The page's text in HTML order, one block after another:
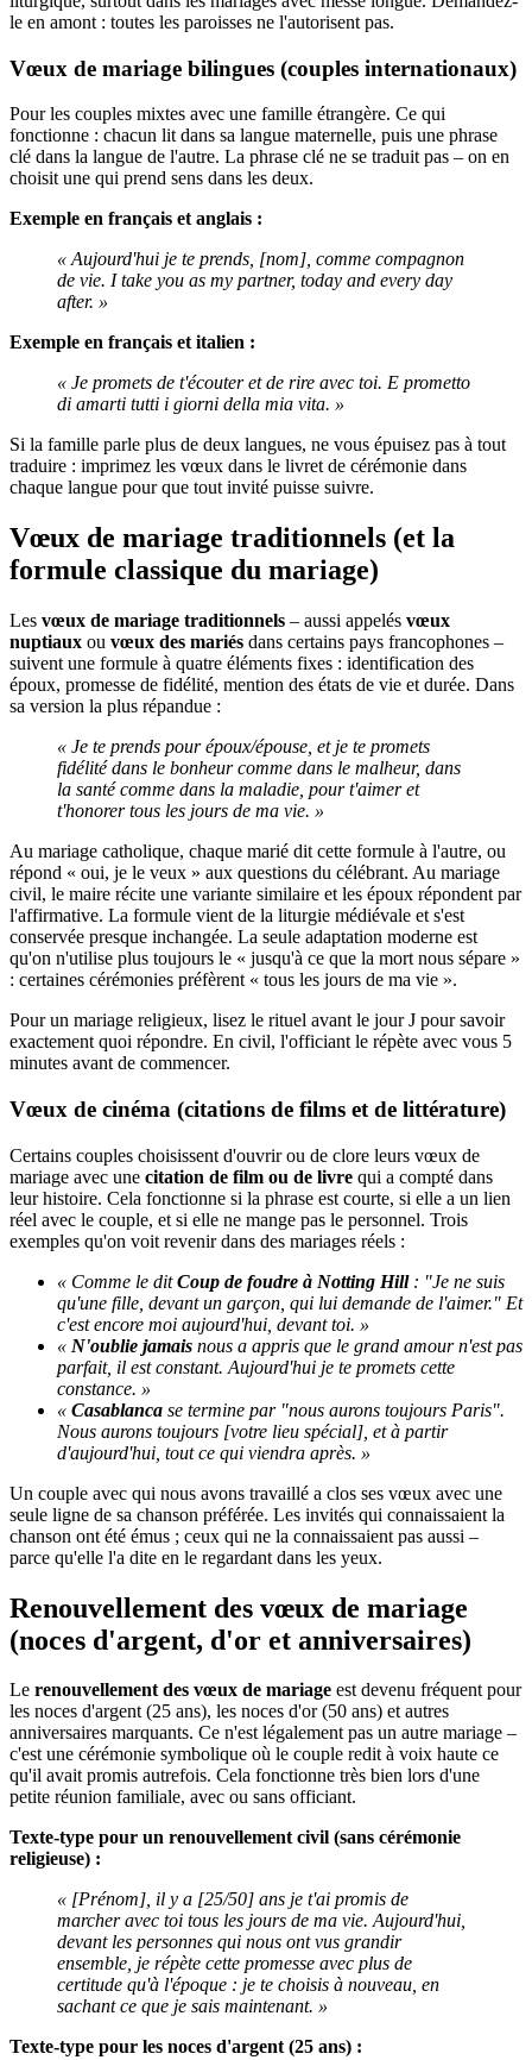
le en amont : toutes les paroisses ne l'autorisent pas.
Vœux de mariage bilingues (couples internationaux)
Pour les couples mixtes avec une famille étrangère. Ce qui
fonctionne : chacun lit dans sa langue maternelle, puis une phrase
clé dans la langue de l'autre. La phrase clé ne se traduit pas – on en
choisit une qui prend sens dans les deux.
Exemple en français et anglais :
« Aujourd'hui je te prends, [nom], comme compagnon
de vie. I take you as my partner, today and every day
after. »
Exemple en français et italien :
« Je promets de t'écouter et de rire avec toi. E prometto
di amarti tutti i giorni della mia vita. »
Si la famille parle plus de deux langues, ne vous épuisez pas à tout
traduire : imprimez les vœux dans le livret de cérémonie dans
chaque langue pour que tout invité puisse suivre.
Vœux de mariage traditionnels (et la
formule classique du mariage)
Les vœux de mariage traditionnels – aussi appelés vœux
nuptiaux ou vœux des mariés dans certains pays francophones –
suivent une formule à quatre éléments fixes : identification des
époux, promesse de fidélité, mention des états de vie et durée. Dans
sa version la plus répandue :
« Je te prends pour époux/épouse, et je te promets
fidélité dans le bonheur comme dans le malheur, dans
la santé comme dans la maladie, pour t'aimer et
t'honorer tous les jours de ma vie. »
Au mariage catholique, chaque marié dit cette formule à l'autre, ou
répond « oui, je le veux » aux questions du célébrant. Au mariage
civil, le maire récite une variante similaire et les époux répondent par
l'affirmative. La formule vient de la liturgie médiévale et s'est
conservée presque inchangée. La seule adaptation moderne est
qu'on n'utilise plus toujours le « jusqu'à ce que la mort nous sépare »
: certaines cérémonies préfèrent « tous les jours de ma vie ».
Pour un mariage religieux, lisez le rituel avant le jour J pour savoir
exactement quoi répondre. En civil, l'officiant le répète avec vous 5
minutes avant de commencer.
Vœux de cinéma (citations de films et de littérature)
Certains couples choisissent d'ouvrir ou de clore leurs vœux de
mariage avec une citation de film ou de livre qui a compté dans
leur histoire. Cela fonctionne si la phrase est courte, si elle a un lien
réel avec le couple, et si elle ne mange pas le personnel. Trois
exemples qu'on voit revenir dans des mariages réels :
« Comme le ditCoup de foudre à Notting Hill: "Je ne suis
qu'une fille, devant un garçon, qui lui demande de l'aimer." Et
c'est encore moi aujourd'hui, devant toi. »
« N'oublie jamais nous a appris que le grand amour n'est pas
parfait, il est constant. Aujourd'hui je te promets cette
constance. »
« Casablanca se termine par "nous aurons toujours Paris".
Nous aurons toujours [votre lieu spécial], et à partir
d'aujourd'hui, tout ce qui viendra après. »
Un couple avec qui nous avons travaillé a clos ses vœux avec une
seule ligne de sa chanson préférée. Les invités qui connaissaient la
chanson ont été émus ; ceux qui ne la connaissaient pas aussi –
parce qu'elle l'a dite en le regardant dans les yeux.
Renouvellement des vœux de mariage
(noces d'argent, d'or et anniversaires)
Le renouvellement des vœux de mariage est devenu fréquent pour
les noces d'argent (25 ans), les noces d'or (50 ans) et autres
anniversaires marquants. Ce n'est légalement pas un autre mariage –
c'est une cérémonie symbolique où le couple redit à voix haute ce
qu'il avait promis autrefois. Cela fonctionne très bien lors d'une
petite réunion familiale, avec ou sans officiant.
Texte-type pour un renouvellement civil (sans cérémonie
religieuse) :
« [Prénom], il y a [25/50] ans je t'ai promis de
marcher avec toi tous les jours de ma vie. Aujourd'hui,
devant les personnes qui nous ont vus grandir
ensemble, je répète cette promesse avec plus de
certitude qu'à l'époque : je te choisis à nouveau, en
sachant ce que je sais maintenant. »
Texte-type pour les noces d'argent (25 ans) :